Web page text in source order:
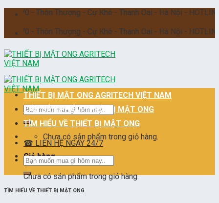
Skip
content
Thượng - Cự Khê - Thanh Oai - Hà Nội - HOTLINE 24/7
Thượng - Cự Khê - Thanh Oai - Hà Nội - HOTLINE 24/7
Tìm
kiếm:
Chưa có sản phẩm trong giỏ hàng.
Giỏ hàng
Chưa có sản phẩm trong giỏ hàng.
THIẾT BỊ MẬT ONG AGRITECH VIỆT NAM
CÁC SẢN PHẨM THIẾT BỊ MẬT ONG
TÌM HIỂU VỀ THIẾT BỊ MẬT ONG
☎ LIÊN HỆ NGAY 24/7
Tìm
kiếm:
TÌM HIỂU VỀ THIẾT BỊ MẬT ONG